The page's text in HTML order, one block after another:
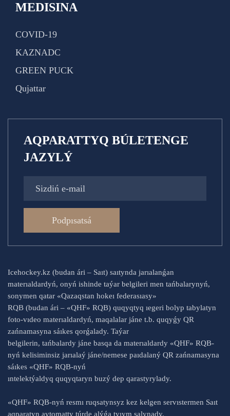
MEDISINA
COVID-19
KAZNADC
GREEN PUCK
Qujattar
AQPARATTYQ BÚLETENGE
JAZYLÝ
Podpısatsá
Icehockey.kz (budan ári – Saıt) saıtynda jarıalanǵan
materıaldardyń, onyń ishinde taýar belgileri men tańbalarynyń,
sonymen qatar «Qazaqstan hokeı federasıasy»
RQB (budan ári – «QHF» RQB) quqyqtyq ıegeri bolyp tabylatyn
foto-vıdeo materıaldardyń, maqalalar jáne t.b. quqyǵy QR
zańnamasyna sáıkes qorǵalady. Taýar
belgilerin, tańbalardy jáne basqa da materıaldardy «QHF» RQB-
nyń kelisiminsiz jarıalaý jáne/nemese paıdalaný QR zańnamasyna
sáıkes «QHF» RQB-nyń
ıntelektýaldyq quqyqtaryn buzý dep qarastyrylady.
«QHF» RQB-nyń resmı ruqsatynsyz kez kelgen servıstermen Saıt
aqparatyn avtomatty túrde alýǵa tyıym salynady.